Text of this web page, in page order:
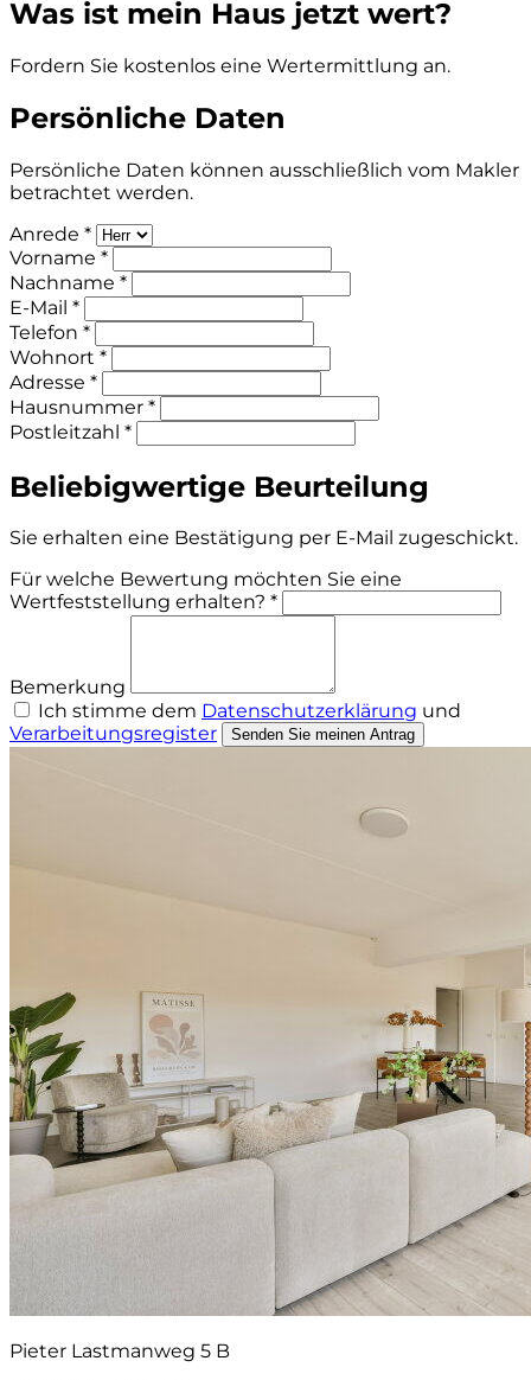
Was ist mein Haus jetzt wert?
Fordern Sie kostenlos eine Wertermittlung an.
Persönliche Daten
Persönliche Daten können ausschließlich vom Makler
betrachtet werden.
Anrede *
Vorname *
Nachname *
E-Mail *
Telefon *
Wohnort *
Adresse *
Hausnummer *
Postleitzahl *
Beliebigwertige Beurteilung
Sie erhalten eine Bestätigung per E-Mail zugeschickt.
Für welche Bewertung möchten Sie eine
Wertfeststellung erhalten? *
Bemerkung
Ich stimme dem Datenschutzerklärung und
Verarbeitungsregister
Senden Sie meinen Antrag
Pieter Lastmanweg 5 B